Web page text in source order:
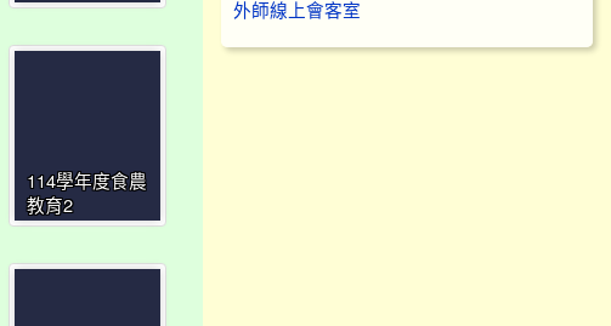
114學年度食農
教育2
外師線上會客室